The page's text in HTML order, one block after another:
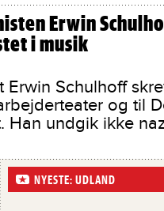
Erwin
i musik
Schulhoff
og til
Han undgik ikke
NYESTE: UDLAND